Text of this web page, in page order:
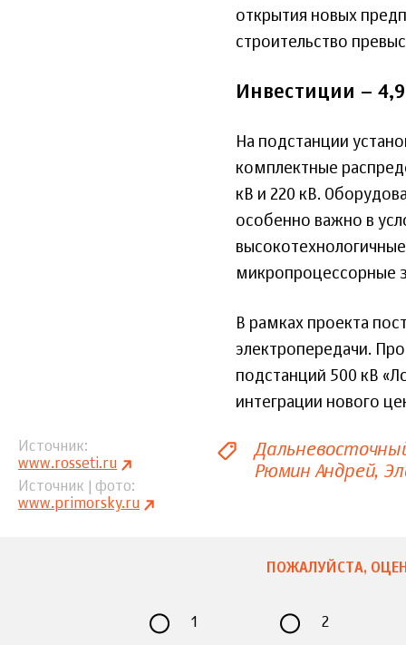
открытия новых
строительство
Инвестиции –
На подстанции
комплектные
кВ и 220 кВ.
особенно важно в
микропроцессорные
В рамках проекта
электропередачи.
подстанций 500 кВ
интеграции нового
Источник
www.rosseti.ru
Источник | фото
www.primorsky.ru
Рюмин Андрей
ПОЖАЛУЙСТА,
1 2